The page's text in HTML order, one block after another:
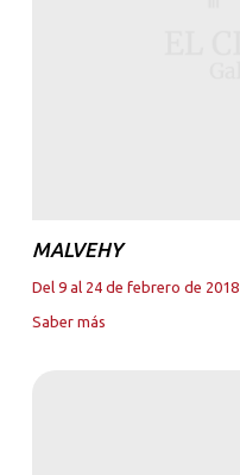
MALVEHY
Del 9 al 24 de febrero de 2018
Saber más